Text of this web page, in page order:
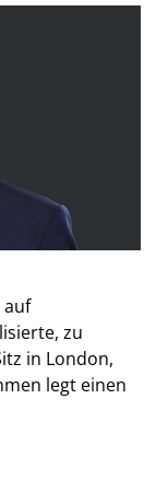
auf
zu
in London,
legt einen